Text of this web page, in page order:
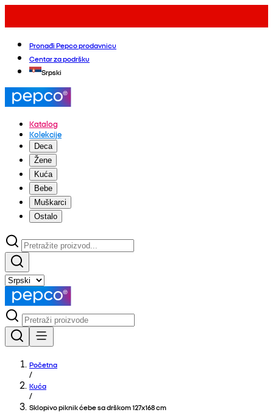
Pronađi Pepco prodavnicu
Centar za podršku
Srpski
Katalog
Kolekcije
Deca
Žene
Kuća
Bebe
Muškarci
Ostalo
Početna
/
Kuća
/
Sklopivo piknik ćebe sa drškom 127x168 cm